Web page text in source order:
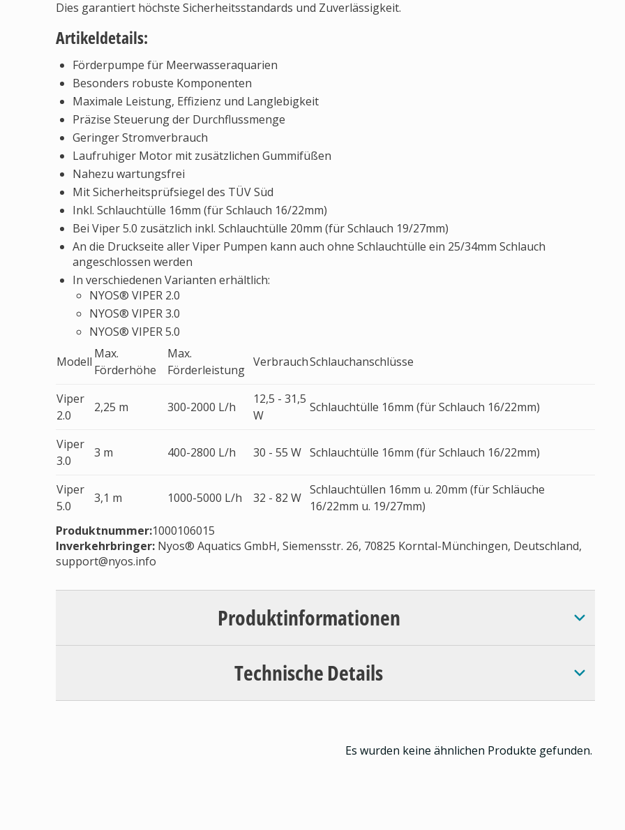
Dies garantiert höchste Sicherheitsstandards und Zuverlässigkeit.
Artikeldetails:
Förderpumpe für Meerwasseraquarien
Besonders robuste Komponenten
Maximale Leistung, Effizienz und Langlebigkeit
Präzise Steuerung der Durchflussmenge
Geringer Stromverbrauch
Laufruhiger Motor mit zusätzlichen Gummifüßen
Nahezu wartungsfrei
Mit Sicherheitsprüfsiegel des TÜV Süd
Inkl. Schlauchtülle 16mm (für Schlauch 16/22mm)
Bei Viper 5.0 zusätzlich inkl. Schlauchtülle 20mm (für Schlauch 19/27mm)
An die Druckseite aller Viper Pumpen kann auch ohne Schlauchtülle ein 25/34mm Schlauch
angeschlossen werden
In verschiedenen Varianten erhältlich:
NYOS® VIPER 2.0
NYOS® VIPER 3.0
NYOS® VIPER 5.0
Modell
Max.
Förderhöhe
Max.
Förderleistung
VerbrauchSchlauchanschlüsse
Viper
2.0
2,25 m 300-2000 L/h
12,5 - 31,5
W
Schlauchtülle 16mm (für Schlauch 16/22mm)
Viper
3.0
3 m 400-2800 L/h 30 - 55 W Schlauchtülle 16mm (für Schlauch 16/22mm)
Viper
5.0
3,1 m 1000-5000 L/h 32 - 82 W
Schlauchtüllen 16mm u. 20mm (für Schläuche
16/22mm u. 19/27mm)
Produktnummer:1000106015
Inverkehrbringer: Nyos® Aquatics GmbH, Siemensstr. 26, 70825 Korntal-Münchingen, Deutschland,
support@nyos.info
Produktinformationen
Technische Details
Es wurden keine ähnlichen Produkte gefunden.